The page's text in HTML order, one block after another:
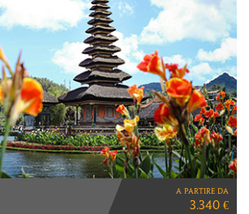
a partire da
2.570 €